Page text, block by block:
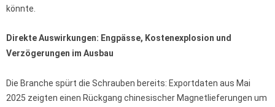
könnte.
Direkte Auswirkungen: Engpässe, Kostenexplosion und
Verzögerungen im Ausbau
Die Branche spürt die Schrauben bereits: Exportdaten aus Mai
2025 zeigten einen Rückgang chinesischer Magnetlieferungen um